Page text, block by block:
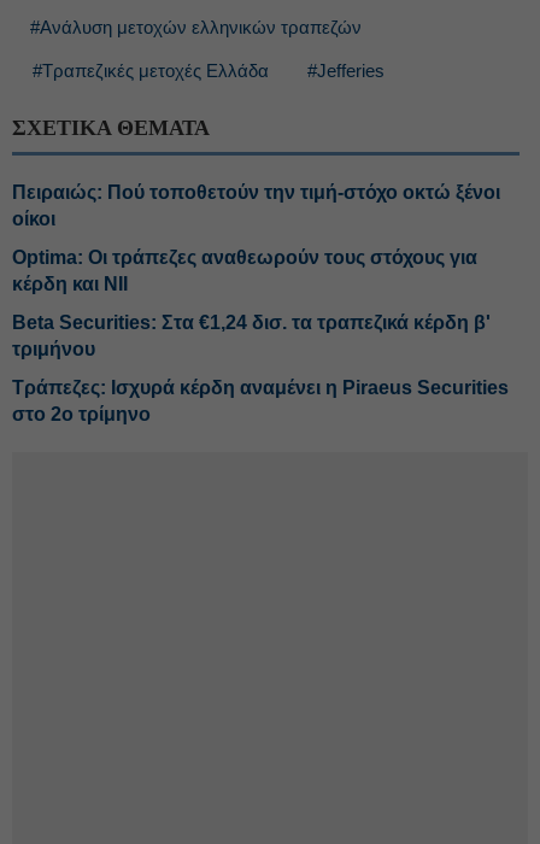
#Ανάλυση μετοχών ελληνικών τραπεζών
#Τραπεζικές μετοχές Ελλάδα #Jefferies
ΣΧΕΤΙΚΑ ΘΕΜΑΤΑ
Πειραιώς: Πού τοποθετούν την τιμή-στόχο οκτώ ξένοι
οίκοι
Optima: Οι τράπεζες αναθεωρούν τους στόχους για
κέρδη και ΝΙΙ
Beta Securities: Στα €1,24 δισ. τα τραπεζικά κέρδη β'
τριμήνου
Τράπεζες: Ισχυρά κέρδη αναμένει η Piraeus Securities
στο 2ο τρίμηνο